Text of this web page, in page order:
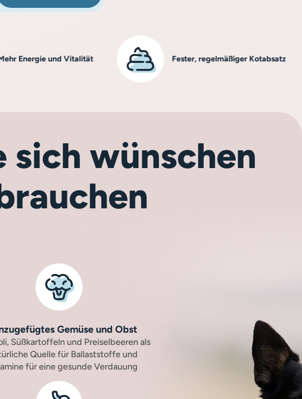
und Vitalität Fester, regelmäßiger Kotabsatz
sich wünschen
Gemüse und Obst
Süßkartoffeln und Preiselbeeren als
Quelle für Ballaststoffe und
für eine gesunde Verdauung